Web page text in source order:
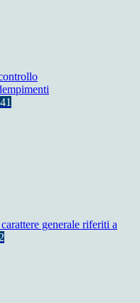
generale riferiti a